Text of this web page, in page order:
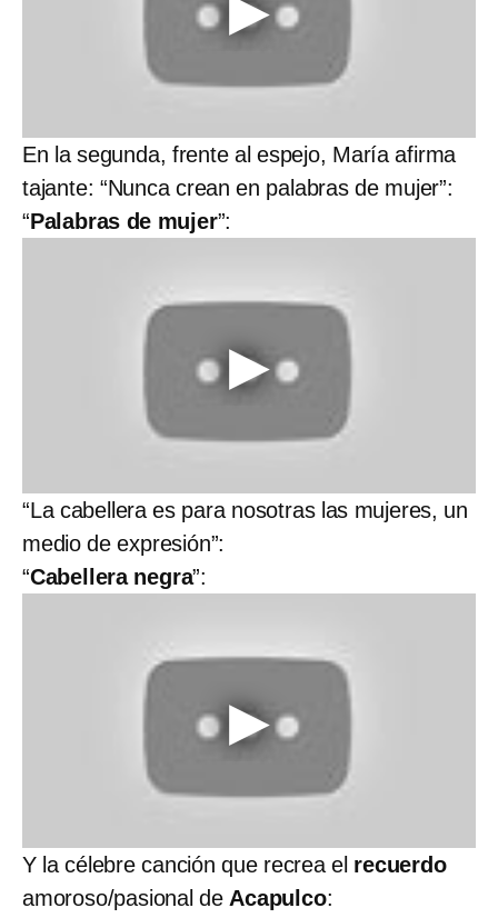
En la segunda, frente al espejo, María afirma
tajante: “Nunca crean en palabras de mujer”:
“Palabras de mujer”:
“La cabellera es para nosotras las mujeres, un
medio de expresión”:
“Cabellera negra”:
Y la célebre canción que recrea el recuerdo
amoroso/pasional deAcapulco: